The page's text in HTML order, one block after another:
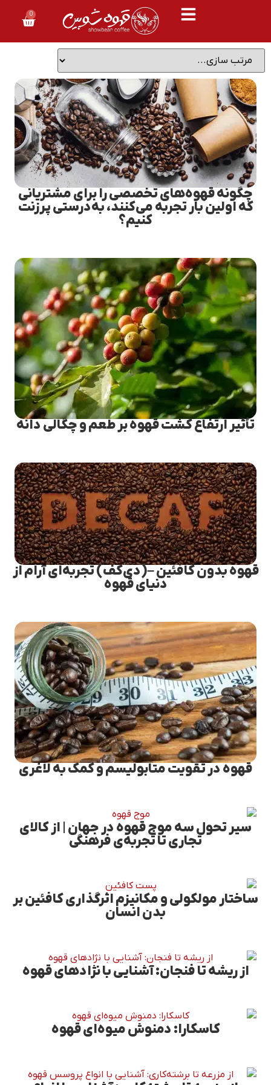
0
چگونه قهوه‌های تخصصی را برای مشتریانی
که اولین بار تجربه می‌کنند، به‌درستی پرزنت
کنیم؟
تأثیر ارتفاع کشت قهوه بر طعم و چگالی دانه
قهوه بدون کافئین –(دی‌کف) تجربه‌ای آرام از
دنیای قهوه
قهوه در تقویت متابولیسم و کمک به لاغری
سیر تحول سه موج قهوه در جهان | از کالای
تجاری تا تجربه‌ی فرهنگی
ساختار مولکولی و مکانیزم اثرگذاری کافئین بر
بدن انسان
از ریشه تا فنجان: آشنایی با نژادهای قهوه
کاسکارا: دمنوش میوه‌ای قهوه